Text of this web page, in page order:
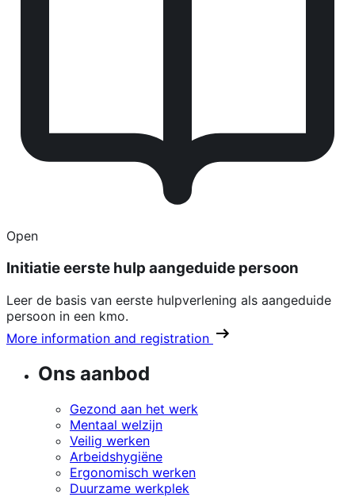
Open
Initiatie eerste hulp aangeduide persoon
Leer de basis van eerste hulpverlening als aangeduide
persoon in een kmo.
More information and registration
Ons aanbod
Gezond aan het werk
Mentaal welzijn
Veilig werken
Arbeidshygiëne
Ergonomisch werken
Duurzame werkplek